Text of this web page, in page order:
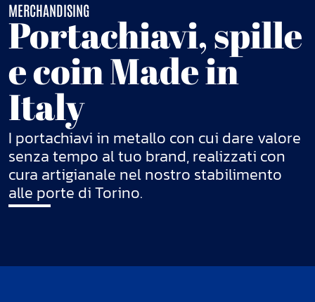
MERCHANDISING
Portachiavi, spille
e coin Made in
Italy
I portachiavi in metallo con cui dare valore
senza tempo al tuo brand, realizzati con
cura artigianale nel nostro stabilimento
alle porte di Torino.